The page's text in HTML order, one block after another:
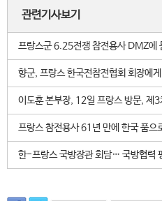
관련기사보기
프랑스군 6.25전쟁 참전용사 DMZ에
향군, 프랑스 한국전참전협회 회장에
이도훈 본부장, 12일 프랑스 방문, 제3
프랑스 참전용사 61년 만에 한국 품으
한-프랑스 국방장관 회담… 국방협력